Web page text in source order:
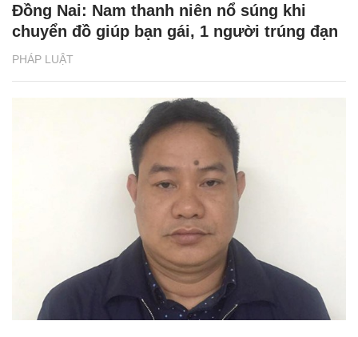
PHÁP LUẬT
Đồng Nai: Nam thanh niên nổ súng khi
chuyển đồ giúp bạn gái, 1 người trúng đạn